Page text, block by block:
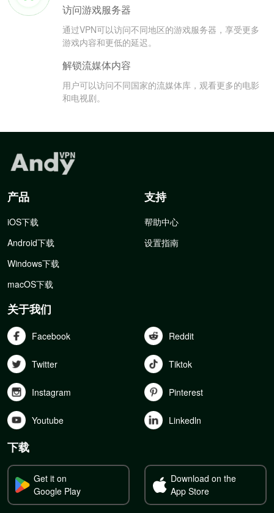
访问游戏服务器
通过VPN可以访问不同地区的游戏服务器，享受更多
游戏内容和更低的延迟。
解锁流媒体内容
用户可以访问不同国家的流媒体库，观看更多的电影
和电视剧。
产品
iOS下载
Android下载
Windows下载
macOS下载
支持
帮助中心
设置指南
关于我们
Facebook Reddit
Twitter Tiktok
Instagram Pinterest
Youtube Linkedln
下载
Get it on
Google Play
Download on the
App Store